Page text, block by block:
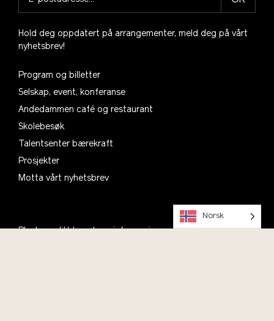
Hold deg oppdatert på arrangementer, meld deg på vårt
nyhetsbrev!
Program og billetter
Selskap, event, konferanse
Andedammen café og restaurant
Skolebesøk
Talentsenter bærekraft
Prosjekter
Motta vårt nyhetsbrev
Planlegg ditt besøk, se informasjon om åpningstider,
Norsk